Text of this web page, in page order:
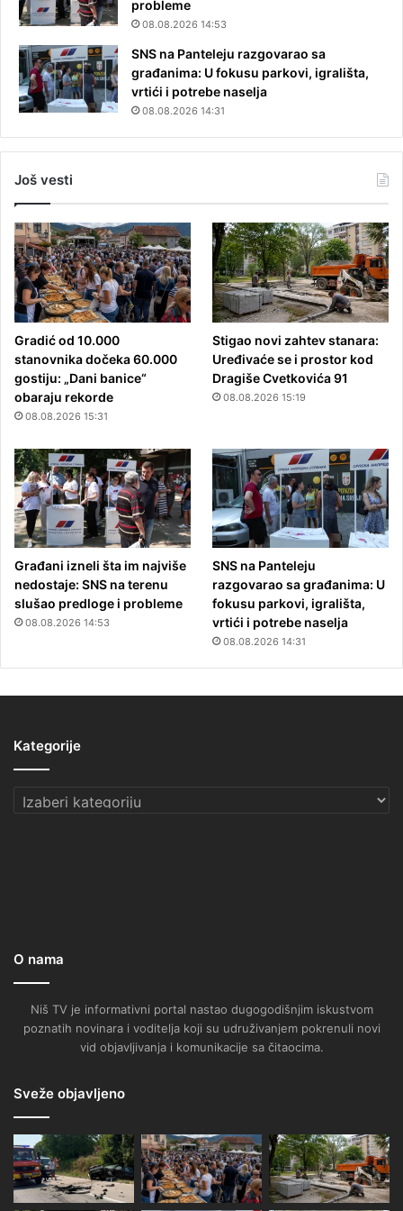
probleme
08.08.2026 14:53
SNS na Panteleju razgovarao sa
građanima: U fokusu parkovi, igrališta,
vrtići i potrebe naselja
08.08.2026 14:31
Još vesti
Gradić od 10.000
stanovnika dočeka 60.000
gostiju: „Dani banice“
obaraju rekorde
08.08.2026 15:31
Stigao novi zahtev stanara:
Uređivaće se i prostor kod
Dragiše Cvetkovića 91
08.08.2026 15:19
Građani izneli šta im najviše
nedostaje: SNS na terenu
slušao predloge i probleme
08.08.2026 14:53
SNS na Panteleju
razgovarao sa građanima: U
fokusu parkovi, igrališta,
vrtići i potrebe naselja
08.08.2026 14:31
Kategorije
Kategorije
O nama
Niš TV je informativni portal nastao dugogodišnjim iskustvom
poznatih novinara i voditelja koji su udruživanjem pokrenuli novi
vid objavljivanja i komunikacije sa čitaocima.
Sveže objavljeno